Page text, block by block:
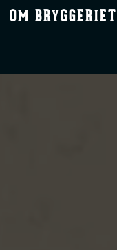
OM BRYGGERIET